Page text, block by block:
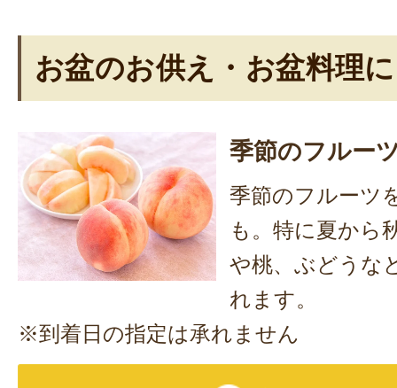
お盆のお供え・お盆料理に
季節のフルー
季節のフルーツ
も。特に夏から
や桃、ぶどうな
れます。
※到着日の指定は承れません